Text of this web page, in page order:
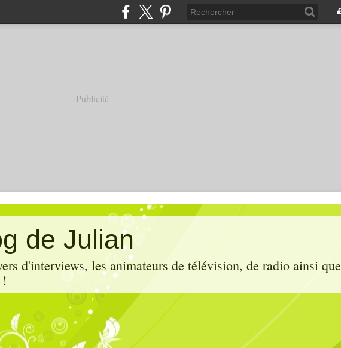
Publicité
de Julian
d'interviews, les animateurs de télévision, de radio ainsi que